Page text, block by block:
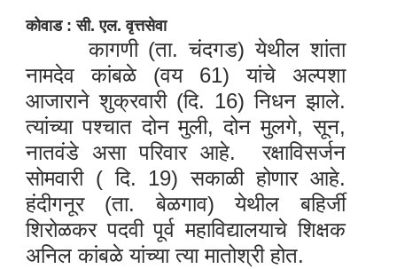
कोवाड : सी. एल. वृत्तसेवा
कागणी (ता. चंदगड) येथील शांता
नामदेव कांबळे (वय 61) यांचे अल्पशा
आजाराने शुक्रवारी (दि. 16) निधन झाले.
त्यांच्या पश्चात दोन मुली, दोन मुलगे, सून,
नातवंडे असा परिवार आहे. रक्षाविसर्जन
सोमवारी ( दि. 19) सकाळी होणार आहे.
हंदीगनूर (ता. बेळगाव) येथील बहिर्जी
शिरोळकर पदवी पूर्व महाविद्यालयाचे शिक्षक
अनिल कांबळे यांच्या त्या मातोश्री होत.